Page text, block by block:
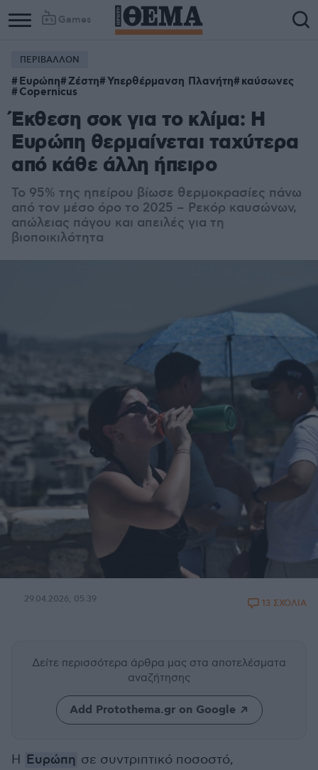
Games
ΠΕΡΙΒΑΛΛΟΝ
Ευρώπη Ζέστη Υπερθέρμανση Πλανήτη καύσωνες
Copernicus
Έκθεση σοκ για το κλίμα: Η
Ευρώπη θερμαίνεται ταχύτερα
από κάθε άλλη ήπειρο
Το 95% της ηπείρου βίωσε θερμοκρασίες πάνω
από τον μέσο όρο το 2025 – Ρεκόρ καυσώνων,
απώλειας πάγου και απειλές για τη
βιοποικιλότητα
29.04.2026, 05:39 13 ΣΧΟΛΙΑ
Δείτε περισσότερα άρθρα μας στα αποτελέσματα
αναζήτησης
Add Protothema.gr on Google
Η Ευρώπη σε συντριπτικό ποσοστό,